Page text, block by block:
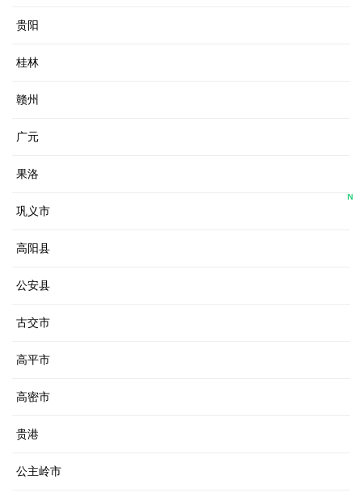
贵阳
桂林
赣州
广元
果洛
巩义市
高阳县
公安县
古交市
高平市
高密市
贵港
公主岭市
N